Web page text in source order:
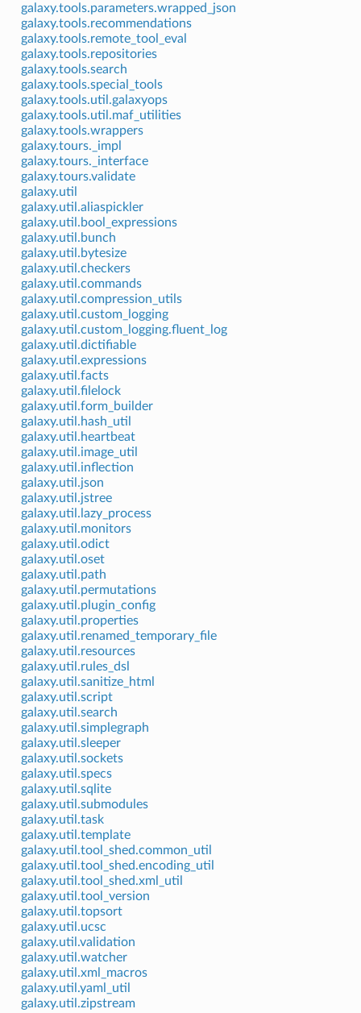
galaxy.tools.parameters.wrapped_json
galaxy.tools.recommendations
galaxy.tools.remote_tool_eval
galaxy.tools.repositories
galaxy.tools.search
galaxy.tools.special_tools
galaxy.tools.util.galaxyops
galaxy.tools.util.maf_utilities
galaxy.tools.wrappers
galaxy.tours._impl
galaxy.tours._interface
galaxy.tours.validate
galaxy.util
galaxy.util.aliaspickler
galaxy.util.bool_expressions
galaxy.util.bunch
galaxy.util.bytesize
galaxy.util.checkers
galaxy.util.commands
galaxy.util.compression_utils
galaxy.util.custom_logging
galaxy.util.custom_logging.fluent_log
galaxy.util.dictifiable
galaxy.util.expressions
galaxy.util.facts
galaxy.util.filelock
galaxy.util.form_builder
galaxy.util.hash_util
galaxy.util.heartbeat
galaxy.util.image_util
galaxy.util.inflection
galaxy.util.json
galaxy.util.jstree
galaxy.util.lazy_process
galaxy.util.monitors
galaxy.util.odict
galaxy.util.oset
galaxy.util.path
galaxy.util.permutations
galaxy.util.plugin_config
galaxy.util.properties
galaxy.util.renamed_temporary_file
galaxy.util.resources
galaxy.util.rules_dsl
galaxy.util.sanitize_html
galaxy.util.script
galaxy.util.search
galaxy.util.simplegraph
galaxy.util.sleeper
galaxy.util.sockets
galaxy.util.specs
galaxy.util.sqlite
galaxy.util.submodules
galaxy.util.task
galaxy.util.template
galaxy.util.tool_shed.common_util
galaxy.util.tool_shed.encoding_util
galaxy.util.tool_shed.xml_util
galaxy.util.tool_version
galaxy.util.topsort
galaxy.util.ucsc
galaxy.util.validation
galaxy.util.watcher
galaxy.util.xml_macros
galaxy.util.yaml_util
galaxy.util.zipstream